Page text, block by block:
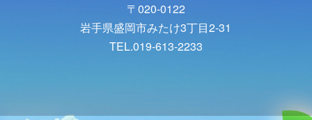
〒020-0122
岩手県盛岡市みたけ3丁目2-31
TEL.019-613-2233